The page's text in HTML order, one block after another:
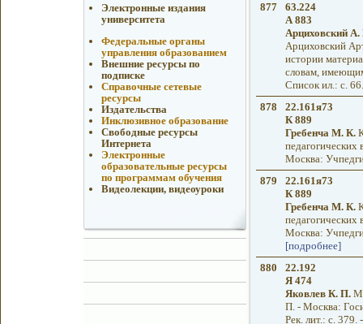
Электронные издания
университета
Федеральные органы
управления образованием
Внешние ресурсы по
подписке
Справочные сетевые
ресурсы
Издательства
Инклюзивное образование
Свободные ресурсы
Интернета
Электронные
образовательные ресурсы
по программам обучения
Видеолекции, видеоуроки
877
63.224
А 883
Арциховский А.
Арциховский
истории
словам,
Список ил.: с.
878
22.161я73
К 889
Гребенча М. К.
Москва:
879
22.161я73
К 889
Гребенча М. К.
Москва:
[подробнее]
880
22.192
Я 474
Яковлев К. П.
П. - Москва:
Рек. лит.: с.